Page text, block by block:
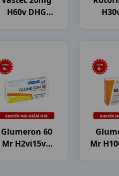
H60v DHG
Glumeron 60
Mr H2vi15vn
Mr